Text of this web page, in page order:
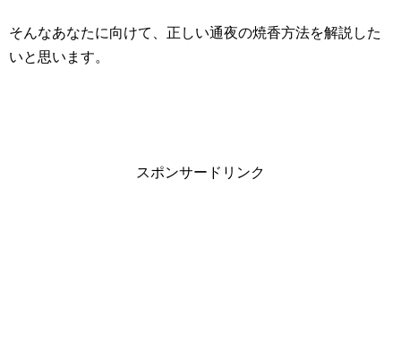
そんなあなたに向けて、正しい通夜の焼香方法を解説した
いと思います。
スポンサードリンク